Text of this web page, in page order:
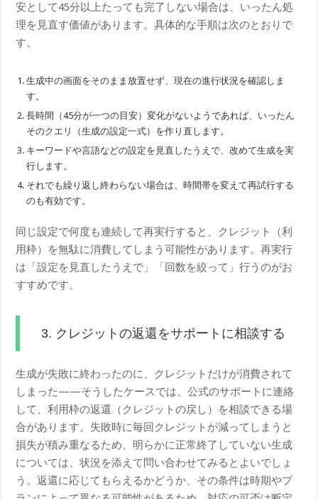
安として45分以上たっても完了しない場合は、いったん処
理を見直す価値があります。具体的な手順は次のとおりで
す。
生成中の画面をそのまま放置せず、現在の進行状況を確認しま
す。
長時間（45分が一つの目安）変化がないようであれば、いったん
そのクエリ（生成の設定一式）を作り直します。
キーワードや言語などの設定を見直したうえで、改めて生成を実
行します。
それでも繰り返し終わらない場合は、時間帯を変えて再試行する
のも有効です。
同じ設定で何度も連続して再実行すると、クレジット（利
用枠）を無駄に消費してしまう可能性があります。再実行
は「設定を見直したうえで」「回数を絞って」行うのがお
すすめです。
3. クレジットの返還をサポートに相談する
生成が失敗に終わったのに、クレジットだけが消費されて
しまった——そうしたケースでは、公式のサポートに連絡
して、利用枠の返還（クレジットの戻し）を相談できる場
合があります。失敗時に毎回クレジットが減ってしまうと
損失が積み重なるため、明らかに正常終了していない生成
については、状況を添えて問い合わせてみるとよいでしょ
う。返還に応じてもらえるかどうか、その条件は時期やプ